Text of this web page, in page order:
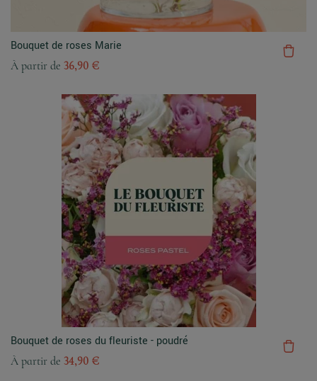
Bouquet de roses Marie
À partir de 36,90 €
Bouquet de roses du fleuriste - poudré
À partir de 34,90 €